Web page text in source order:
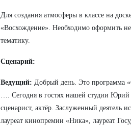
Для создания атмосферы в классе на
«Восхождение». Необходимо оформить
тематику.
Сценарий:
Ведущий: Добрый день. Это программа
…. Сегодня в гостях нашей студии Юрий
сценарист, актёр. Заслуженный деятель
лауреат кинопремии «Ника», лауреат